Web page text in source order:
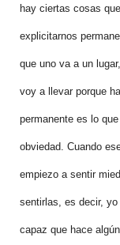
hay ciertas cosas
explicitarnos
que uno va a un
voy a llevar porque
permanente es lo
obviedad. Cuando
empiezo a sentir
sentirlas, es decir,
capaz que hace